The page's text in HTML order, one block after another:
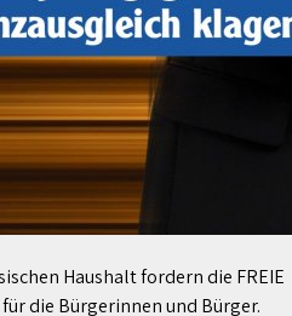
Haushalt fordern die FREIE
die Bürgerinnen und Bürger.